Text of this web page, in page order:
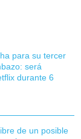
para su tercer
será
durante 6
de un posible